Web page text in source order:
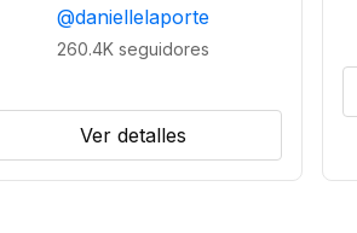
@daniellelaporte
260.4K seguidores
Ver detalles